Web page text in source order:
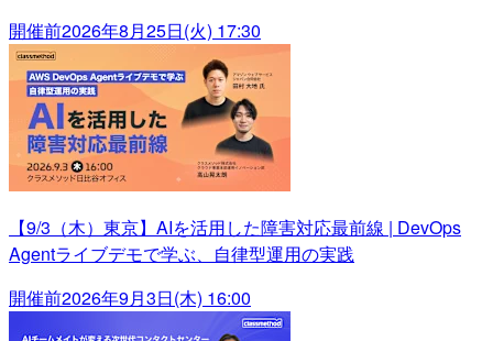
開催前2026年8月25日(火) 17:30
【9/3（木）東京】AIを活用した障害対応最前線 | DevOps
Agentライブデモで学ぶ、自律型運用の実践
開催前2026年9月3日(木) 16:00